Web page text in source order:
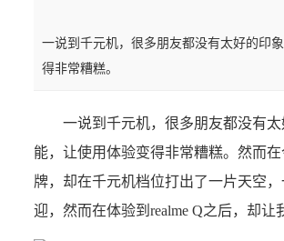
一说到千元机，很多朋友都没有太好的印
得非常糟糕。
一说到千元机，很多朋友都没有
能，让使用体验变得非常糟糕。然而
牌，却在千元机档位打出了一片天空
迎，然而在体验到realme Q之后，却让